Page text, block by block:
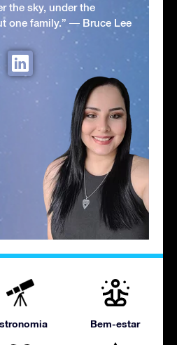
the sky, under the
one family.” ― Bruce Lee
Bem-estar